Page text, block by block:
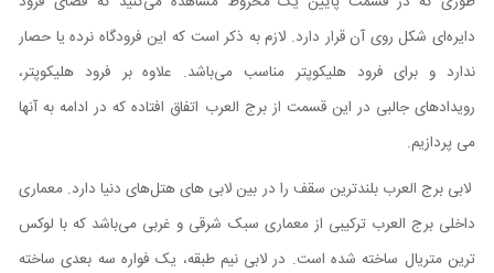
دایره‌ای شکل روی آن قرار دارد. لازم به ذکر است که این فرودگاه نرده یا حصار
ندارد و برای فرود هلیکوپتر مناسب می‌باشد. علاوه بر فرود هلیکوپتر،
رویدادهای جالبی در این قسمت از برج العرب اتفاق افتاده که در ادامه به آنها
می پردازیم.
لابی برج العرب بلندترین سقف را در بین لابی های هتل‌های دنیا دارد. معماری
داخلی برج العرب ترکیبی از معماری سبک شرقی و غربی می‌باشد که با لوکس
ترین متریال ساخته شده است. در لابی نیم طبقه، یک فواره سه بعدی ساخته